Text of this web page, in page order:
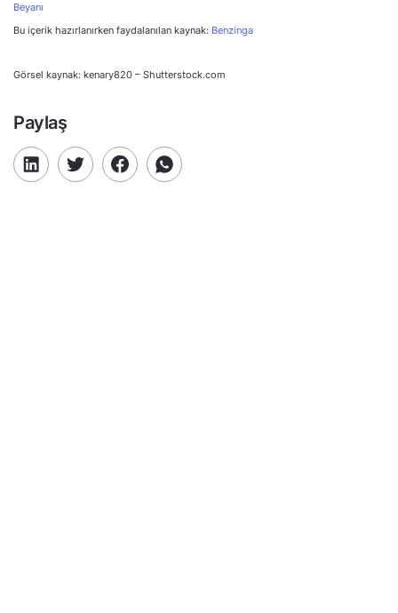
Beyanı
Bu içerik hazırlanırken faydalanılan kaynak: Benzinga
Görsel kaynak: kenary820 – Shutterstock.com
Paylaş